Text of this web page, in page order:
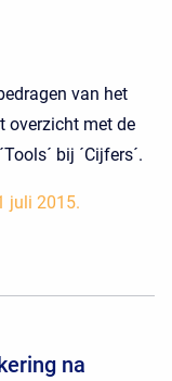
van het
overzicht met de
bij ´Cijfers´.
juli 2015.
na